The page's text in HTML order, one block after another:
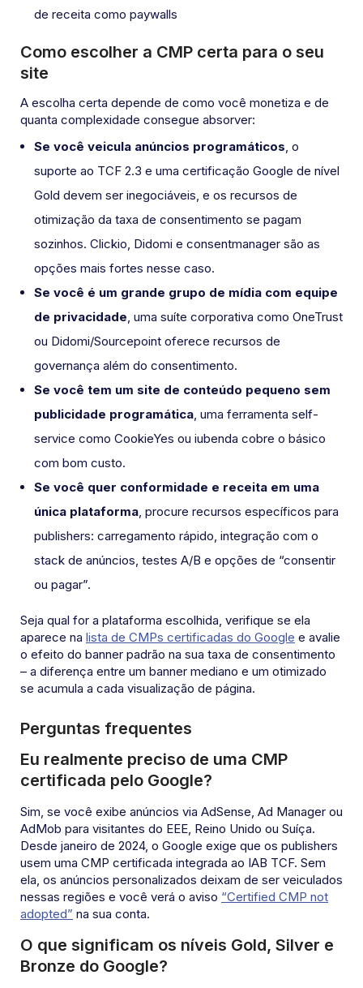
de receita como paywalls
Como escolher a CMP certa para o seu
site
A escolha certa depende de como você monetiza e de
quanta complexidade consegue absorver:
Se você veicula anúncios programáticos, o
suporte ao TCF 2.3 e uma certificação Google de nível
Gold devem ser inegociáveis, e os recursos de
otimização da taxa de consentimento se pagam
sozinhos. Clickio, Didomi e consentmanager são as
opções mais fortes nesse caso.
Se você é um grande grupo de mídia com equipe
de privacidade, uma suíte corporativa como OneTrust
ou Didomi/Sourcepoint oferece recursos de
governança além do consentimento.
Se você tem um site de conteúdo pequeno sem
publicidade programática, uma ferramenta self-
service como CookieYes ou iubenda cobre o básico
com bom custo.
Se você quer conformidade e receita em uma
única plataforma, procure recursos específicos para
publishers: carregamento rápido, integração com o
stack de anúncios, testes A/B e opções de “consentir
ou pagar”.
Seja qual for a plataforma escolhida, verifique se ela
aparece na lista de CMPs certificadas do Google e avalie
o efeito do banner padrão na sua taxa de consentimento
– a diferença entre um banner mediano e um otimizado
se acumula a cada visualização de página.
Perguntas frequentes
Eu realmente preciso de uma CMP
certificada pelo Google?
Sim, se você exibe anúncios via AdSense, Ad Manager ou
AdMob para visitantes do EEE, Reino Unido ou Suíça.
Desde janeiro de 2024, o Google exige que os publishers
usem uma CMP certificada integrada ao IAB TCF. Sem
ela, os anúncios personalizados deixam de ser veiculados
nessas regiões e você verá o aviso “Certified CMP not
adopted” na sua conta.
O que significam os níveis Gold, Silver e
Bronze do Google?